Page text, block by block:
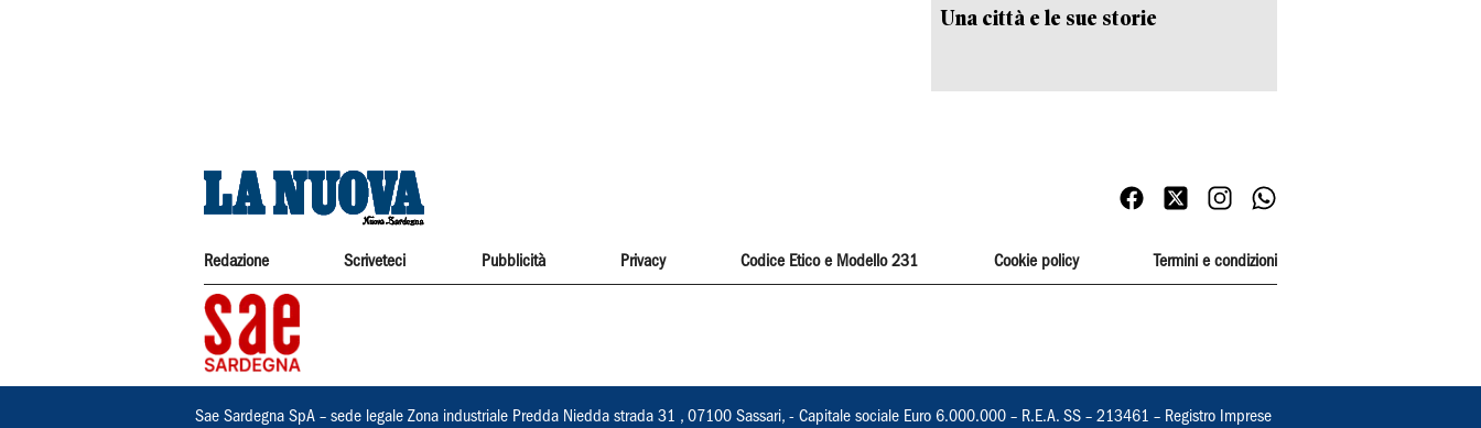
Una città e le sue storie
Redazione Scriveteci Pubblicità Privacy Codice Etico e Modello 231 Cookie policy Termini e condizioni
Sae Sardegna SpA – sede legale Zona industriale Predda Niedda strada 31 , 07100 Sassari, - Capitale sociale Euro 6.000.000 – R.E.A. SS – 213461 – Registro Imprese